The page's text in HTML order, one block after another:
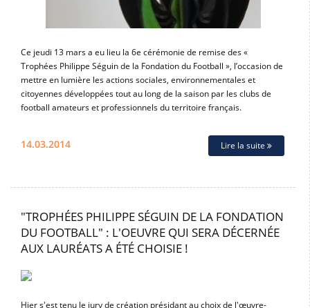
Ce jeudi 13 mars a eu lieu la 6e cérémonie de remise des «
Trophées Philippe Séguin de la Fondation du Football », l’occasion de
mettre en lumière les actions sociales, environnementales et
citoyennes développées tout au long de la saison par les clubs de
football amateurs et professionnels du territoire français.
14.03.2014 Lire la suite
"TROPHÉES PHILIPPE SÉGUIN DE LA FONDATION
DU FOOTBALL" : L'OEUVRE QUI SERA DÉCERNÉE
AUX LAURÉATS A ÉTÉ CHOISIE !
Hier s'est tenu le jury de création présidant au choix de l'œuvre-